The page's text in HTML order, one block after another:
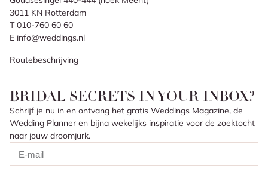
3011 KN Rotterdam
T 010-760 60 60
E info@weddings.nl
Routebeschrijving
BRIDAL SECRETS IN YOUR INBOX?
Schrijf je nu in en ontvang het gratis Weddings Magazine, de
Wedding Planner en bijna wekelijks inspiratie voor de zoektocht
naar jouw droomjurk.